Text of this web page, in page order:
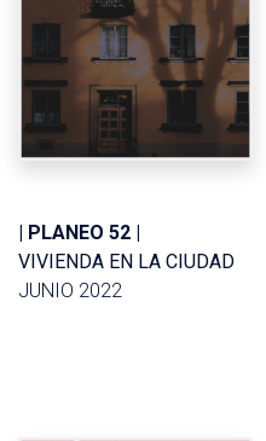
| PLANEO 52 |
VIVIENDA EN LA CIUDAD
JUNIO 2022